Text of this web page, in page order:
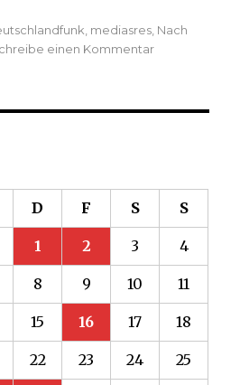
, mediasres, Nach
einen Kommentarzu
D F S S
1 2 3 4
8 9 10 11
15 16 17 18
22 23 24 25